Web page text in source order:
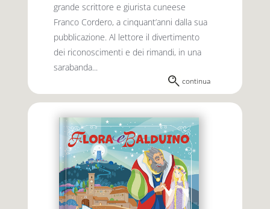
grande scrittore e giurista cuneese
Franco Cordero, a cinquant’anni dalla sua
pubblicazione. Al lettore il divertimento
dei riconoscimenti e dei rimandi, in una
sarabanda...
continua